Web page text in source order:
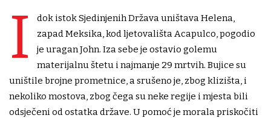
I
dok istok Sjedinjenih Država uništava Helena,
zapad Meksika, kod ljetovališta Acapulco, pogodio
je uragan John. Iza sebe je ostavio golemu
materijalnu štetu i najmanje 29 mrtvih. Bujice su
uništile brojne prometnice, a srušeno je, zbog klizišta, i
nekoliko mostova, zbog čega su neke regije i mjesta bili
odsječeni od ostatka države. U pomoć je morala priskočiti